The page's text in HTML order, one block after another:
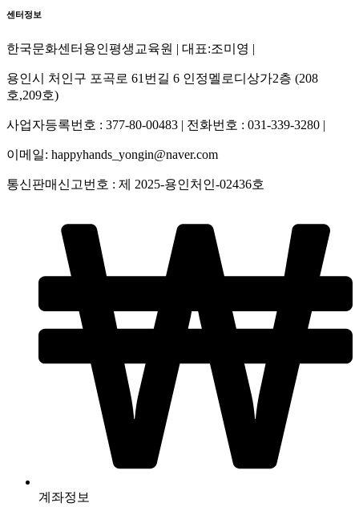
센터정보
한국문화센터용인평생교육원 | 대표:조미영 |
용인시 처인구 포곡로 61번길 6 인정멜로디상가2층 (208
호,209호)
사업자등록번호 : 377-80-00483 | 전화번호 : 031-339-3280 |
이메일: happyhands_yongin@naver.com
통신판매신고번호 : 제 2025-용인처인-02436호
계좌정보